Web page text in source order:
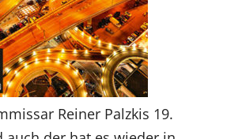
Reiner Palzkis 19.